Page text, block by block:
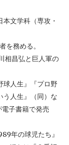
文学科（専攻・
を務める。
相昌弘と巨人軍の
球人生』『プロ野
う人生』（同）な
子書籍で発売
年の球児たち』